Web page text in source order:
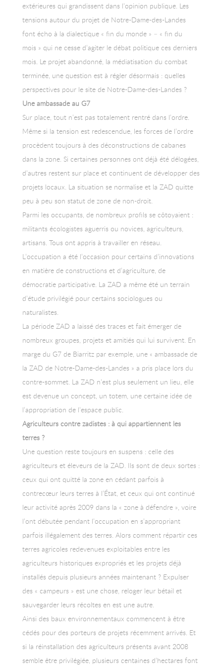
extérieures qui grandissent dans l’opinion publique. Les
tensions autour du projet de Notre-Dame-des-Landes
font écho à la dialectique « fin du monde » – « fin du
mois » qui ne cesse d’agiter le débat politique ces derniers
mois. Le projet abandonné, la médiatisation du combat
terminée, une question est à régler désormais : quelles
perspectives pour le site de Notre-Dame-des-Landes ?
Une ambassade au G7
Sur place, tout n’est pas totalement rentré dans l’ordre.
Même si la tension est redescendue, les forces de l’ordre
procèdent toujours à des déconstructions de cabanes
dans la zone. Si certaines personnes ont déjà été délogées,
d’autres restent sur place et continuent de développer des
projets locaux. La situation se normalise et la ZAD quitte
peu à peu son statut de zone de non-droit.
Parmi les occupants, de nombreux profils se côtoyaient :
militants écologistes aguerris ou novices, agriculteurs,
artisans. Tous ont appris à travailler en réseau.
L’occupation a été l’occasion pour certains d’innovations
en matière de constructions et d’agriculture, de
démocratie participative. La ZAD a même été un terrain
d’étude privilégié pour certains sociologues ou
naturalistes.
La période ZAD a laissé des traces et fait émerger de
nombreux groupes, projets et amitiés qui lui survivent. En
marge du G7 de Biarritz par exemple, une « ambassade de
la ZAD de Notre-Dame-des-Landes » a pris place lors du
contre-sommet. La ZAD n’est plus seulement un lieu, elle
est devenue un concept, un totem, une certaine idée de
l’appropriation de l’espace public.
Agriculteurs contre zadistes : à qui appartiennent les
terres ?
Une question reste toujours en suspens : celle des
agriculteurs et éleveurs de la ZAD. Ils sont de deux sortes :
ceux qui ont quitté la zone en cédant parfois à
contrecœur leurs terres à l’État, et ceux qui ont continué
leur activité après 2009 dans la « zone à défendre », voire
l’ont débutée pendant l’occupation en s’appropriant
parfois illégalement des terres. Alors comment répartir ces
terres agricoles redevenues exploitables entre les
agriculteurs historiques expropriés et les projets déjà
installés depuis plusieurs années maintenant ? Expulser
des « campeurs » est une chose, reloger leur bétail et
sauvegarder leurs récoltes en est une autre.
Ainsi des baux environnementaux commencent à être
cédés pour des porteurs de projets récemment arrivés. Et
si la réinstallation des agriculteurs présents avant 2008
semble être privilégiée, plusieurs centaines d’hectares font